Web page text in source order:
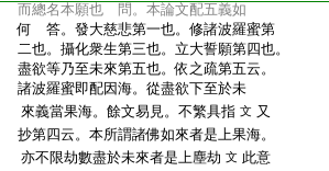
而總名本願也 問。本論文配五義如
何 答。發大慈悲第一也。修諸波羅蜜第
二也。攝化衆生第三也。立大誓願第四也。
盡欲等乃至未來第五也。依之疏第五云。
諸波羅蜜即配因海。從盡欲下至於未
來義當果海。餘文易見。不繁具指 文 又
抄第四云。本所謂諸佛如來者是上果海。
亦不限劫數盡於未來者是上塵劫 文 此意